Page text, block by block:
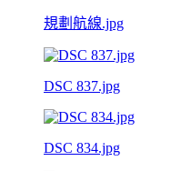
規劃航線.jpg
DSC 837.jpg
DSC 834.jpg